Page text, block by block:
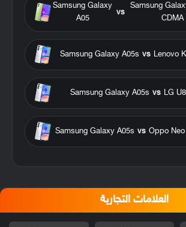
Samsung
CDMA
vs
Samsung Galaxy
A05
Lenovo
vs
Samsung Galaxy A05s
LG
vs
Samsung Galaxy A05s
Oppo Neo
vs
Samsung Galaxy A05s
العلامات التجارية